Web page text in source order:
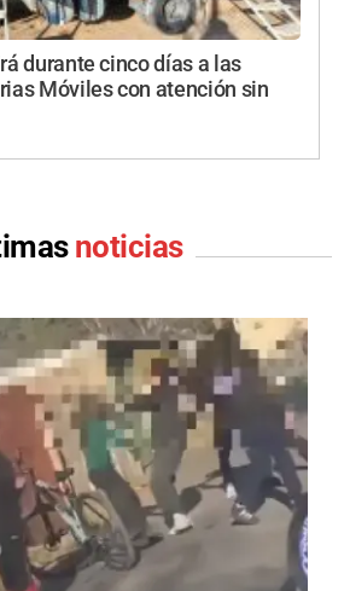
durante cinco días a las
Móviles con atención sin
noticias